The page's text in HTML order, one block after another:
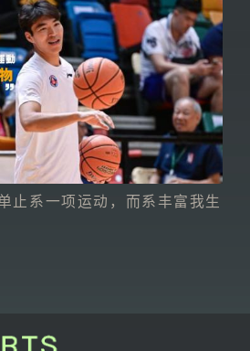
止系一项运动，而系丰富我生